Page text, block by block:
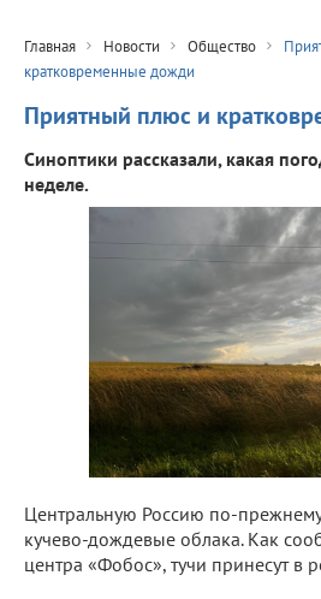
Главная Новости Общество
кратковременные дожди
Приятный плюс и
Синоптики рассказали, какая
неделе.
Центральную Россию по-
кучево-дождевые облака. Как
центра «Фобос», тучи принесут в